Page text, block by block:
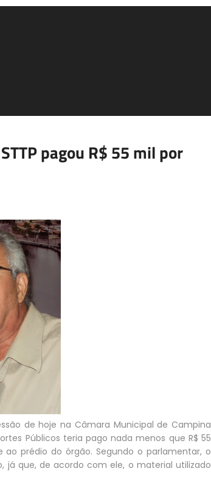
pagou R$ 55 mil por
de hoje na Câmara Municipal de Campina
Públicos teria pago nada menos que R$ 55
prédio do órgão. Segundo o parlamentar, o
já que, de acordo com ele, o material utilizado